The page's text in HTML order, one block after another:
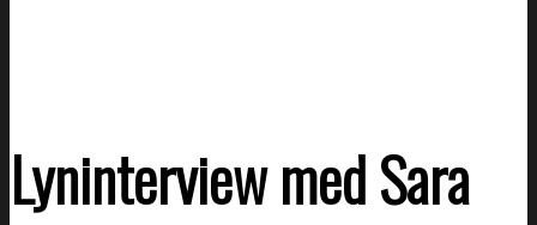
Lyninterview med Sara